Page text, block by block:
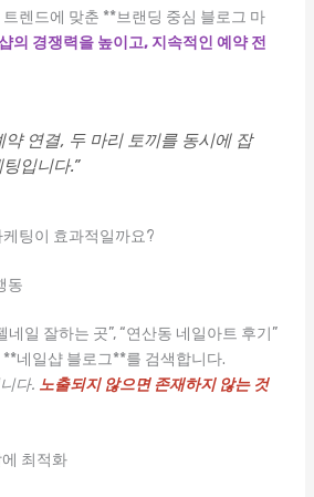
렌드에 맞춘 **브랜딩 중심 블로그 마
의 경쟁력을 높이고, 지속적인 예약 전
약 연결, 두 마리 토끼를 동시에 잡
입니다.”
팅이 효과적일까요?
동
네일 잘하는 곳”, “연산동 네일아트 후기”
네일샵 블로그**를 검색합니다.
다. 노출되지 않으면 존재하지 않는 것
최적화